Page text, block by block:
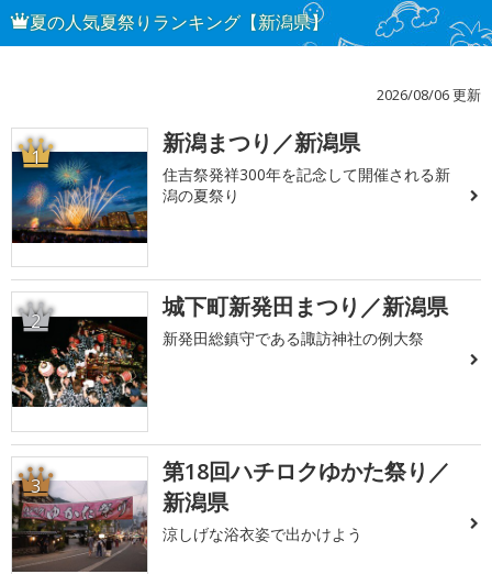
夏の人気夏祭りランキング【新潟県】
2026/08/06 更新
1 新潟まつり／新潟県
住吉祭発祥300年を記念して開催される新
潟の夏祭り
2 城下町新発田まつり／新潟県
新発田総鎮守である諏訪神社の例大祭
3
第18回ハチロクゆかた祭り／
新潟県
涼しげな浴衣姿で出かけよう